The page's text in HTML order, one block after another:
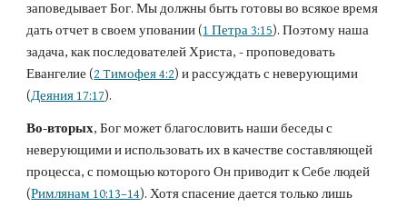
заповедывает Бог. Мы должны быть готовы во всякое время
дать отчет в своем уповании (1 Петра 3:15). Поэтому наша
задача, как последователей Христа, - проповедовать
Евангелие (2 Tимофея 4:2) и рассуждать с неверующими
(Деяния 17:17).
Во-вторых, Бог может благословить наши беседы с
неверующими и использовать их в качестве составляющей
процесса, с помощью которого Он приводит к Себе людей
(Римлянам 10:13–14). Хотя спасение дается только лишь